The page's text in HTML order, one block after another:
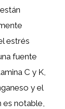
estrés
fuente
C y K,
y el
es notable,